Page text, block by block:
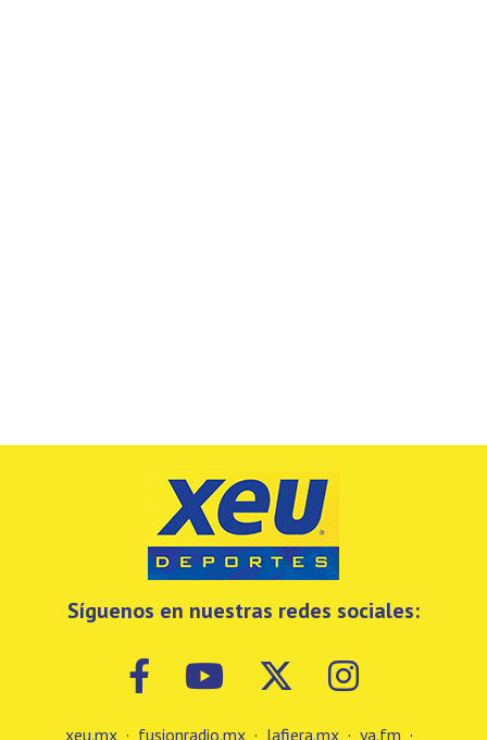
Síguenos en nuestras redes sociales:
xeu.mx · fusionradio.mx · lafiera.mx · ya.fm ·